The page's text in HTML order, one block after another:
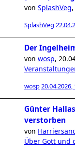
von SplashVeg,
SplashVeg
Der
von wosp,
wosp20.04.2026,
Günter
verstorben
von
Über Gott und